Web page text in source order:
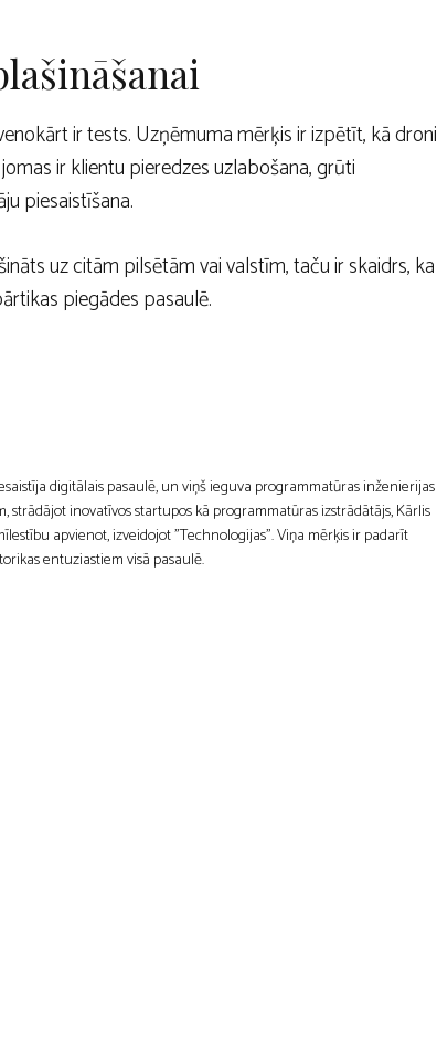
ir tests. Uzņēmuma mērķis ir izpētīt, kā droni
ir klientu pieredzes uzlabošana, grūti
piesaistīšana.
uz citām pilsētām vai valstīm, taču ir skaidrs, ka
piegādes pasaulē.
digitālais pasaulē, un viņš ieguva programmatūras inženierijas
strādājot inovatīvos startupos kā programmatūras izstrādātājs, Kārlis
apvienot, izveidojot "Technologijas". Viņa mērķis ir padarīt
entuziastiem visā pasaulē.